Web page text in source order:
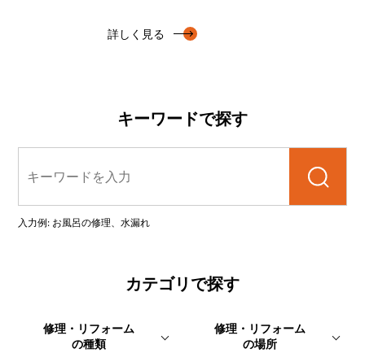
詳しく見る
キーワードで探す
入力例: お風呂の修理、水漏れ
カテゴリで探す
修理・リフォーム
の種類
修理・リフォーム
の場所